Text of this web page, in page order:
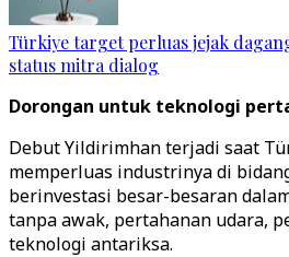
Türkiye target perluas jejak
status mitra dialog
Dorongan untuk teknologi
Debut Yildirimhan terjadi saat
memperluas industrinya di
berinvestasi besar-besaran
tanpa awak, pertahanan udara,
teknologi antariksa.